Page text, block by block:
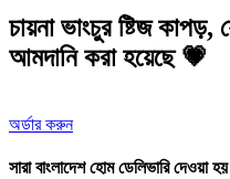
চায়না ভাংচুর ষ্টিজ কাপড়,
আমদানি করা হয়েছে 💗
অর্ডার করুন
সারা বাংলাদেশ হোম ডেলিভারি দেওয়া হয়